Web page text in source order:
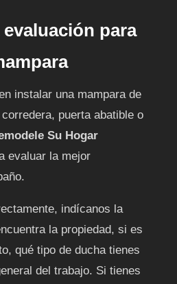
para
instalar una mampara de
puerta abatible o
Su Hogar
evaluar la mejor
indícanos la
la propiedad, si es
qué tipo de ducha tienes
del trabajo. Si tienes